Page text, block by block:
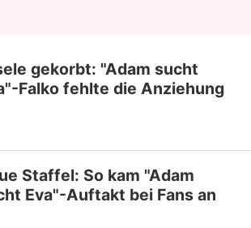
gekorbt: "Adam sucht
Falko fehlte die Anziehung
Staffel: So kam "Adam
Eva"-Auftakt bei Fans an